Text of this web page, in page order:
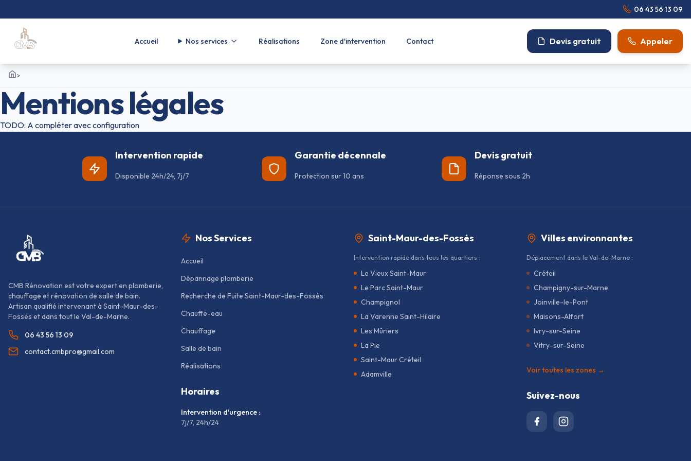
06 43 56 13 09
Accueil Nos services Réalisations Zone d'intervention Contact Devis gratuit Appeler
Accueil
>
Mentions légales
TODO: A compléter avec configuration
Intervention rapide
Disponible 24h/24, 7j/7
Garantie décennale
Protection sur 10 ans
Devis gratuit
Réponse sous 2h
CMB Rénovation est votre expert en plomberie,
chauffage et rénovation de salle de bain.
Artisan qualifié intervenant à Saint-Maur-des-
Fossés et dans tout le Val-de-Marne.
06 43 56 13 09
contact.cmbpro@gmail.com
Nos Services
Accueil
Dépannage plomberie
Recherche de Fuite Saint-Maur-des-Fossés
Chauffe-eau
Chauffage
Salle de bain
Réalisations
Horaires
Intervention d'urgence :
7j/7, 24h/24
Saint-Maur-des-Fossés
Intervention rapide dans tous les quartiers :
Le Vieux Saint-Maur
Le Parc Saint-Maur
Champignol
La Varenne Saint-Hilaire
Les Mûriers
La Pie
Saint-Maur Créteil
Adamville
Villes environnantes
Déplacement dans le Val-de-Marne :
Créteil
Champigny-sur-Marne
Joinville-le-Pont
Maisons-Alfort
Ivry-sur-Seine
Vitry-sur-Seine
Voir toutes les zones →
Suivez-nous